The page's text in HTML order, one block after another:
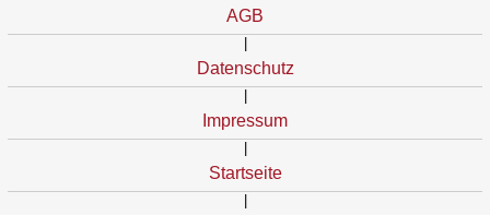
AGB
Datenschutz
Impressum
Startseite